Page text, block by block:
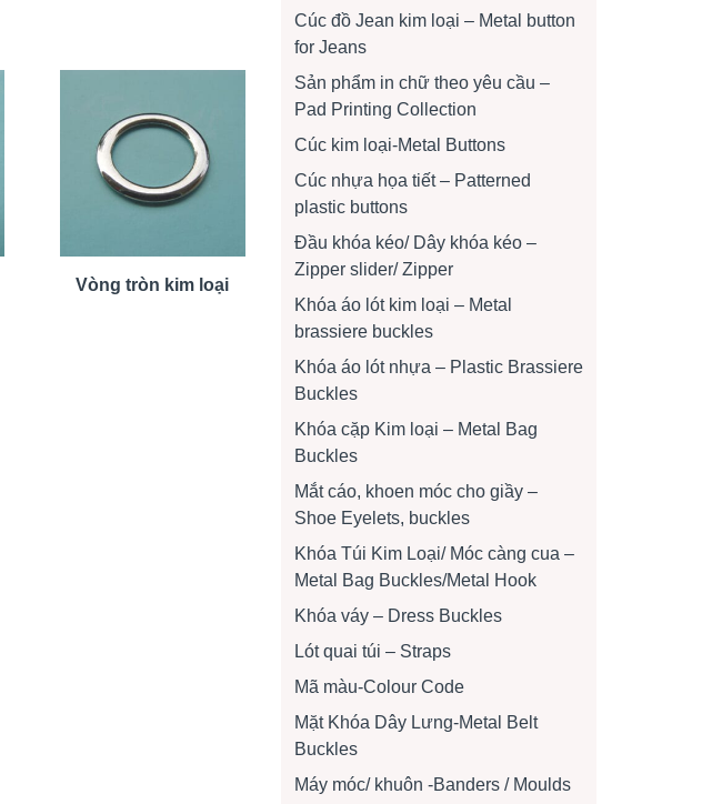
Vòng tròn kim loại
Cúc đồ Jean kim loại – Metal button
for Jeans
Sản phẩm in chữ theo yêu cầu –
Pad Printing Collection
Cúc kim loại-Metal Buttons
Cúc nhựa họa tiết – Patterned
plastic buttons
Đầu khóa kéo/ Dây khóa kéo –
Zipper slider/ Zipper
Khóa áo lót kim loại – Metal
brassiere buckles
Khóa áo lót nhựa – Plastic Brassiere
Buckles
Khóa cặp Kim loại – Metal Bag
Buckles
Mắt cáo, khoen móc cho giầy –
Shoe Eyelets, buckles
Khóa Túi Kim Loại/ Móc càng cua –
Metal Bag Buckles/Metal Hook
Khóa váy – Dress Buckles
Lót quai túi – Straps
Mã màu-Colour Code
Mặt Khóa Dây Lưng-Metal Belt
Buckles
Máy móc/ khuôn -Banders / Moulds